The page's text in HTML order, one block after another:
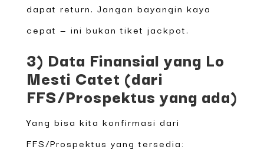
dapat return. Jangan bayangin kaya
cepat — ini bukan tiket jackpot.
3) Data Finansial yang Lo
Mesti Catet (dari
FFS/Prospektus yang ada)
Yang bisa kita konfirmasi dari
FFS/Prospektus yang tersedia: